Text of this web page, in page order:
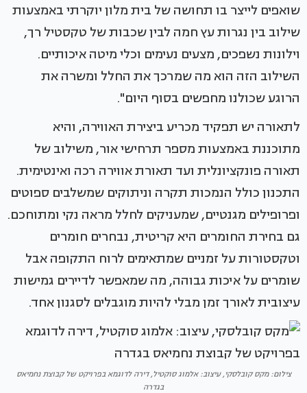
שואפים לייצר בו תחושה של בית מלון יוקרתי באמצעות
שילוב בין נגרות עץ חמה לבין שכבות של טקסטיל רך,
וילונות נשפכים, מצעים נעימים וכלי מיטה איכותיים.
השילוב הזה הוא מה שמרכך את החלל ומשרה את
הרוגע שכולנו מחפשים בסוף היום".
לתאורה יש תפקיד מכריע ביצירת האווירה, והיא
מתוכננת באמצעות מספר תרחישי אור, משילוב של
תאורה פונקציונלית ועד תאורת אווירה רכה ואינטימית.
התכנון כולל הנמכות תקרה וניתוקים שמשלבים ספוטים
ופרופילים מגנטיים, שמעניקים לחלל מראה נקי ומתוחכם.
גם בחירת החומרים היא קריטית, נבחרים חומרים
וטקסטורות על זמניים שמתאימים לרוח התקופה אבל
שומרים על איכות גבוהה, מה שמאפשר לדיירים גמישות
עיצובית לאורך זמן מבלי להיות מוגבלים לסגנון אחד.
צילום: מקס קובלסקי, עיצוב: אלמוג סוקטיל, דירה לדוגמא בפרויקט של קבוצת נחמיאס
בגדרה